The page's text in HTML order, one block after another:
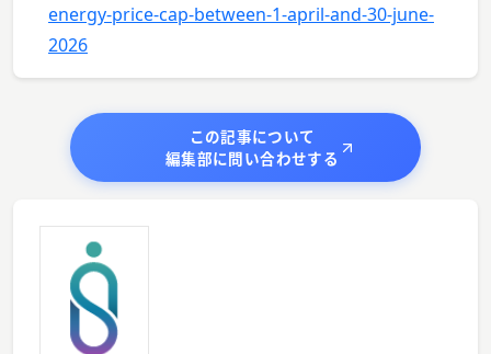
energy-price-cap-between-1-april-and-30-june-
2026
この記事について
編集部に問い合わせする